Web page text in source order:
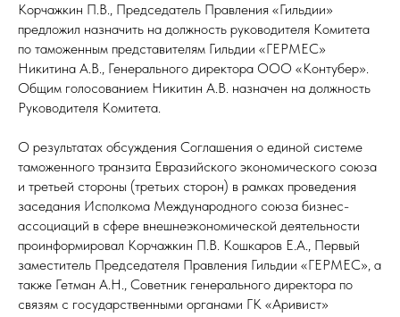
Корчажкин П.В., Председатель Правления «Гильдии»
предложил назначить на должность руководителя Комитета
по таможенным представителям Гильдии «ГЕРМЕС»
Никитина А.В., Генерального директора ООО «Контубер».
Общим голосованием Никитин А.В. назначен на должность
Руководителя Комитета.
О результатах обсуждения Соглашения о единой системе
таможенного транзита Евразийского экономического союза
и третьей стороны (третьих сторон) в рамках проведения
заседания Исполкома Международного союза бизнес-
ассоциаций в сфере внешнеэкономической деятельности
проинформировал Корчажкин П.В. Кошкаров Е.А., Первый
заместитель Председателя Правления Гильдии «ГЕРМЕС», а
также Гетман А.Н., Советник генерального директора по
связям с государственными органами ГК «Аривист»